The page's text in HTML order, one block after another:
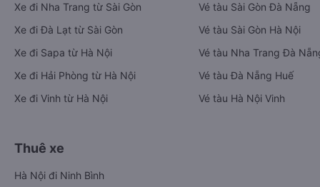
Xe đi Nha Trang từ Sài Gòn
Xe đi Đà Lạt từ Sài Gòn
Xe đi Sapa từ Hà Nội
Xe đi Hải Phòng từ Hà Nội
Xe đi Vinh từ Hà Nội
Vé tàu Sài Gòn Đà Nẵng
Vé tàu Sài Gòn Hà Nội
Vé tàu Nha Trang Đà
Vé tàu Đà Nẵng Huế
Vé tàu Hà Nội Vinh
Thuê xe
Hà Nội đi Ninh Bình